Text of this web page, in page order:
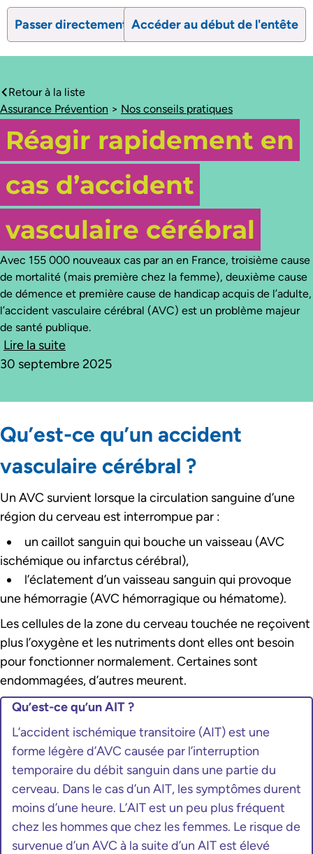
Passer directement au contenu
search
Accéder au début de l'entête
caret-left
Retour à la liste
Assurance Prévention > Nos conseils pratiques
Réagir rapidement en
cas d’accident
vasculaire cérébral
Avec 155 000 nouveaux cas par an en France, troisième cause
de mortalité (mais première chez la femme), deuxième cause
de démence et première cause de handicap acquis de l’adulte,
l’accident vasculaire cérébral (AVC) est un problème majeur
de santé publique.
Lire la suite
30 septembre 2025
Qu’est-ce qu’un accident
vasculaire cérébral ?
Un AVC survient lorsque la circulation sanguine d’une
région du cerveau est interrompue par :
un caillot sanguin qui bouche un vaisseau (AVC
ischémique ou infarctus cérébral),
l’éclatement d’un vaisseau sanguin qui provoque
une hémorragie (AVC hémorragique ou hématome).
Les cellules de la zone du cerveau touchée ne reçoivent
plus l’oxygène et les nutriments dont elles ont besoin
pour fonctionner normalement. Certaines sont
endommagées, d’autres meurent.
Qu’est-ce qu’un AIT ?
L’accident ischémique transitoire (AIT) est une
forme légère d’AVC causée par l’interruption
temporaire du débit sanguin dans une partie du
cerveau. Dans le cas d’un AIT, les symptômes durent
moins d’une heure. L’AIT est un peu plus fréquent
chez les hommes que chez les femmes. Le risque de
survenue d’un AVC à la suite d’un AIT est élevé